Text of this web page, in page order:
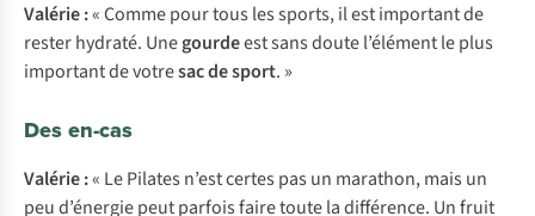
Valérie :« Comme pour tous les sports, il est important de
rester hydraté. Unegourdeest sans doute l’élément le plus
important de votresac de sport. »
Des en-cas
Valérie :« Le Pilates n’est certes pas un marathon, mais un
peu d’énergie peut parfois faire toute la différence. Un fruit